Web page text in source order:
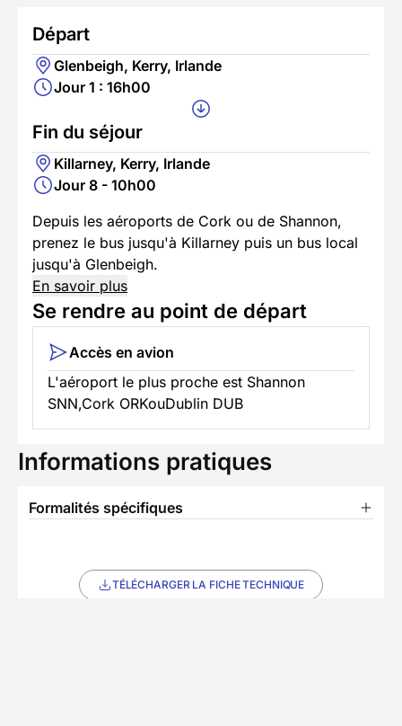
Départ
Glenbeigh, Kerry, Irlande
Jour 1 : 16h00
Fin du séjour
Killarney, Kerry, Irlande
Jour 8 - 10h00
Depuis les aéroports de Cork ou de Shannon,
prenez le bus jusqu'à Killarney puis un bus local
jusqu'à Glenbeigh.
En savoir plus
Se rendre au point de départ
Accès en avion
L'aéroport le plus proche est Shannon
SNN,Cork ORKouDublin DUB
Informations pratiques
Formalités spécifiques
TÉLÉCHARGER LA FICHE TECHNIQUE